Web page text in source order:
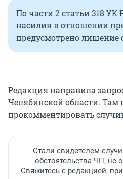
По части 2 статьи 318
насилия в отношении
предусмотрено лишение
Редакция направила
Челябинской области. Там
прокомментировать
Стали свидетелем
обстоятельства ЧП,
Свяжитесь с редакцией,